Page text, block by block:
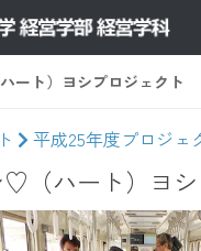
へスキップ
ート）ヨシプロジェクト
平成25年度プロジェ
♡（ハート）ヨ